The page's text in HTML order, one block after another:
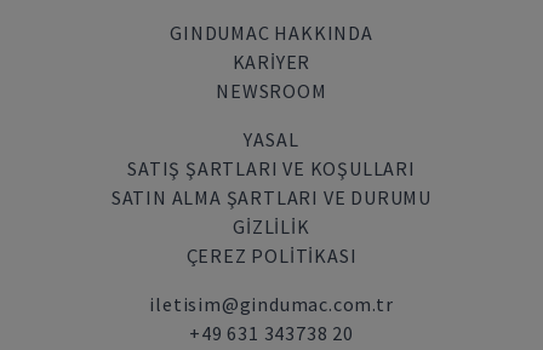
GINDUMAC HAKKINDA
KARIYER
NEWSROOM
YASAL
SATIŞ ŞARTLARI VE KOŞULLARI
SATIN ALMA ŞARTLARI VE DURUMU
GİZLİLİK
ÇEREZ POLITIKASI
iletisim@gindumac.com.tr
+49 631 343738 20